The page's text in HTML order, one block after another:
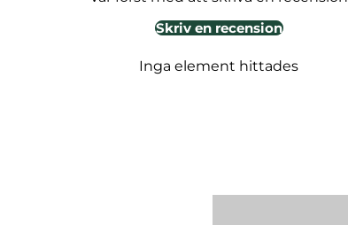
Skriv en recension
Inga element hittades